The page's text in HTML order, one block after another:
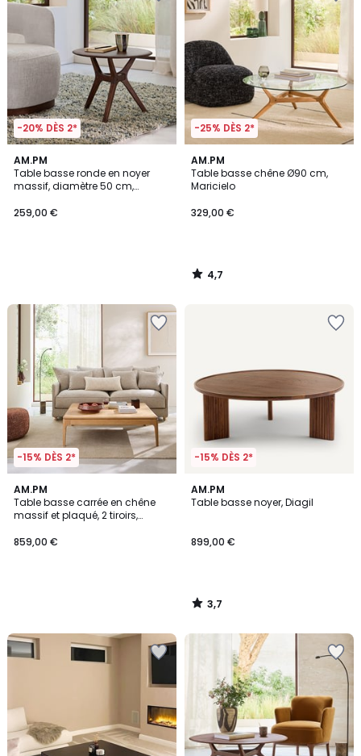
-20% DÈS 2*
AM.PM
Table basse ronde en noyer
massif, diamètre 50 cm,
259,00 €
-25% DÈS 2*
AM.PM
Table basse chêne Ø90 cm,
Maricielo
329,00 €
4,7
/ 5
4,7
/
-15% DÈS 2*
AM.PM
Table basse carrée en chêne
massif et plaqué, 2 tiroirs,
859,00 €
-15% DÈS 2*
AM.PM
Table basse noyer, Diagil
899,00 €
3,7
/ 5
3,7
/